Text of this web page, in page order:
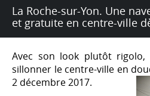
La Roche-sur-Yon. Une
et gratuite en centre-ville
Avec son look plutôt rigolo,
sillonner le centre-ville en
2 décembre 2017.